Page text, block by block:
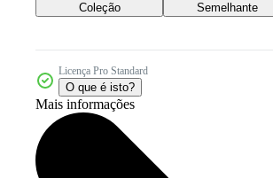
Coleção Semelhante
Licença Pro Standard
O que é isto?
Mais informações